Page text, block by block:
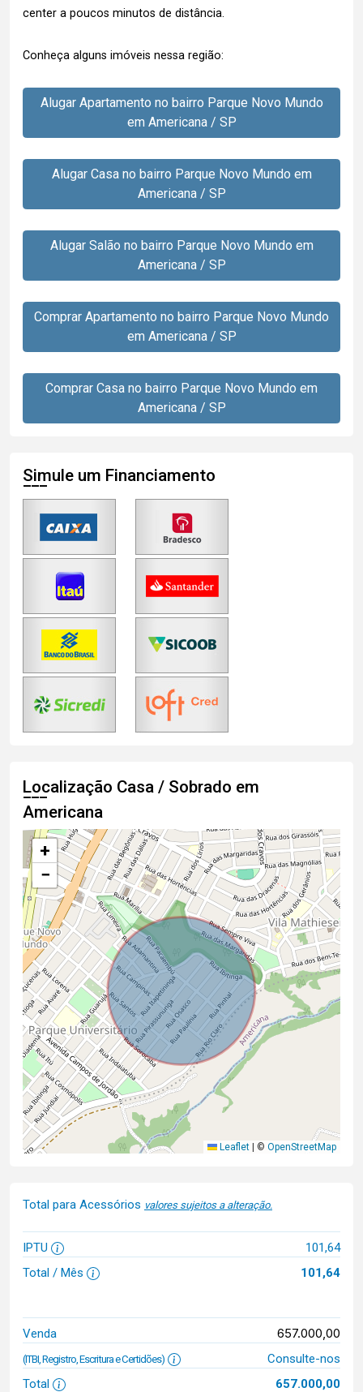
center a poucos minutos de distância.
Conheça alguns imóveis nessa região:
Alugar Apartamento no bairro Parque Novo Mundo
em Americana / SP
Alugar Casa no bairro Parque Novo Mundo em
Americana / SP
Alugar Salão no bairro Parque Novo Mundo em
Americana / SP
Comprar Apartamento no bairro Parque Novo Mundo
em Americana / SP
Comprar Casa no bairro Parque Novo Mundo em
Americana / SP
Simule um Financiamento
Localização Casa / Sobrado em
Americana
+
−
Leaflet | © OpenStreetMap
Total para Acessórios valores sujeitos a alteração.
IPTU
101,64
Total / Mês
101,64
Venda 657.000,00
(ITBI, Registro, Escritura e Certidões)
Consulte-nos
Total
657.000,00